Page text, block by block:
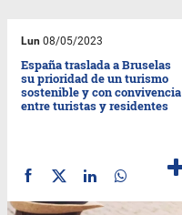
Lun 08/05/2023
España traslada a Bruselas
su prioridad de un turismo
sostenible y con convivencia
entre turistas y residentes